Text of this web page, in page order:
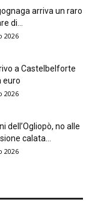
arriva un raro
di...
2026
a Castelbelforte
euro
2026
dell’Ogliopò, no alle
calata...
2026